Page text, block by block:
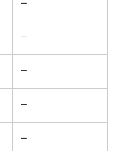
—
—
—
—
—